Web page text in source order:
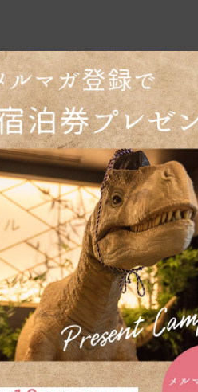
色附着。
陶所。
。
了传达古老而又新颖的九谷魅力，积极与